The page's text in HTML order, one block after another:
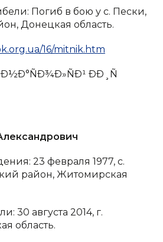
Погиб в бою у с. Пески,
Донецкая область.
16/mitnik.htm
23 февраля 1977, с.
район, Житомирская
30 августа 2014, г.
область.